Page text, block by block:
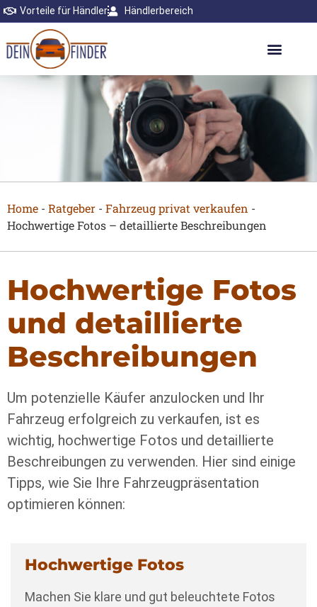
Vorteile für Händler Händlerbereich
Home - Ratgeber - Fahrzeug privat verkaufen -
Hochwertige Fotos – detaillierte Beschreibungen
Hochwertige Fotos
und detaillierte
Beschreibungen
Um potenzielle Käufer anzulocken und Ihr
Fahrzeug erfolgreich zu verkaufen, ist es
wichtig, hochwertige Fotos und detaillierte
Beschreibungen zu verwenden. Hier sind einige
Tipps, wie Sie Ihre Fahrzeugpräsentation
optimieren können:
Hochwertige Fotos
Machen Sie klare und gut beleuchtete Fotos